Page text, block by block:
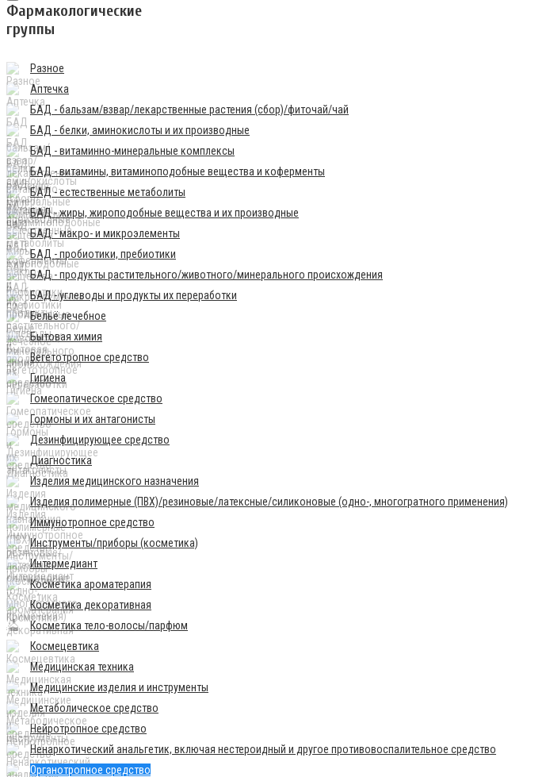
Фармакологические
группы
Разное
Аптечка
БАД - бальзам/взвар/лекарственные растения (сбор)/фиточай/чай
БАД - белки, аминокислоты и их производные
БАД - витаминно-минеральные комплексы
БАД - витамины, витаминоподобные вещества и коферменты
БАД - естественные метаболиты
БАД - жиры, жироподобные вещества и их производные
БАД - макро- и микроэлементы
БАД - пробиотики, пребиотики
БАД - продукты растительного/животного/минерального происхождения
БАД - углеводы и продукты их переработки
Бельё лечебное
Бытовая химия
Вегетотропное средство
Гигиена
Гомеопатическое средство
Гормоны и их антагонисты
Дезинфицирующее средство
Диагностика
Изделия медицинского назначения
Изделия полимерные (ПВХ)/резиновые/латексные/силиконовые (одно-, многогратного применения)
Иммунотропное средство
Инструменты/приборы (косметика)
Интермедиант
Косметика ароматерапия
Косметика декоративная
Косметика тело-волосы/парфюм
Космецевтика
Медицинская техника
Медицинские изделия и инструменты
Метаболическое средство
Нейротропное средство
Ненаркотический анальгетик, включая нестероидный и другое противовоспалительное средство
Органотропное средство